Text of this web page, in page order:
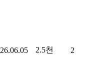
26.06.05 2.5천 2